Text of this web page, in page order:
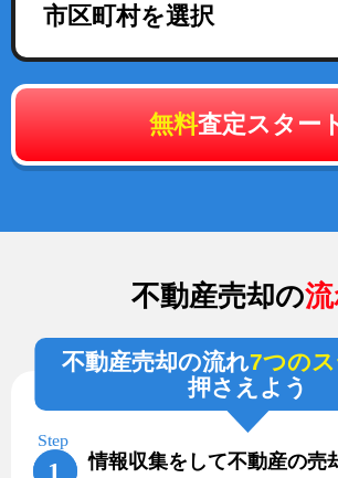
市区町村を選択
無料査定スター
不動産売却の
不動産売却の流れ7つの
押さえよう
情報収集をして不動産の売